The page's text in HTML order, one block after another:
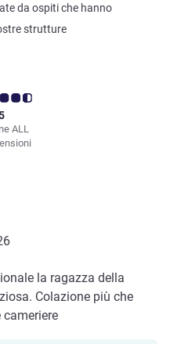
da ospiti che hanno
strutture
ALL
la ragazza della
Colazione più che